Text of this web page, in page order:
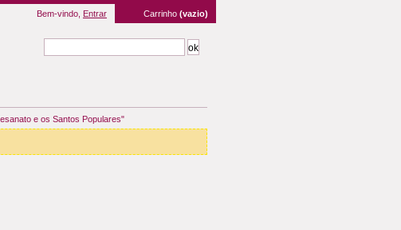
Carrinho (vazio)
Bem-vindo, Entrar
e os Santos Populares"